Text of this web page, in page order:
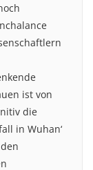
ist von
die
in Wuhan‘